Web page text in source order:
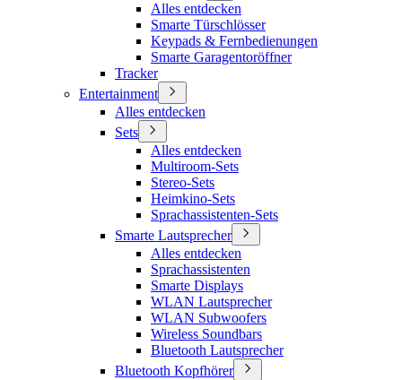
Alles entdecken
Smarte Türschlösser
Keypads & Fernbedienungen
Smarte Garagentoröffner
Tracker
Entertainment
Alles entdecken
Sets
Alles entdecken
Multiroom-Sets
Stereo-Sets
Heimkino-Sets
Sprachassistenten-Sets
Smarte Lautsprecher
Alles entdecken
Sprachassistenten
Smarte Displays
WLAN Lautsprecher
WLAN Subwoofers
Wireless Soundbars
Bluetooth Lautsprecher
Bluetooth Kopfhörer